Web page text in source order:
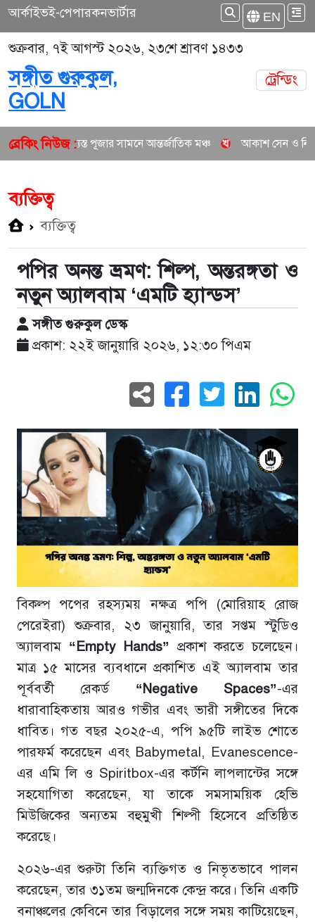
আর্কাইভই-পেপারকনভার্টার EN
শুক্রবার, ৭ই আগস্ট ২০২৬, ২৩শে শ্রাবণ ১৪৩৩
সঙ্গীত গুরুকুল,
GOLN
ট্রেন্ডিং
ব্রেকিং নিউজ :
পূজার সামনে আন্তর্জাতিক মঞ্চ আকাশ সেন ও নিশি শ্রাবণীর নতুন
ব্যক্তিত্ব
ব্যক্তিত্ব
পপির অনন্ত ভ্রমণ: শিল্প, অন্তরঙ্গতা ও
নতুন অ্যালবাম ‘এমটি হ্যান্ডস’
সঙ্গীত গুরুকুল ডেস্ক
প্রকাশ: ২২ই জানুয়ারি ২০২৬, ১২:৩০ পিএম
বিকল্প পপের রহস্যময় নক্ষত্র পপি (মোরিয়াহ রোজ
পেরেইরা) শুক্রবার, ২৩ জানুয়ারি, তার সপ্তম স্টুডিও
অ্যালবাম “Empty Hands” প্রকাশ করতে চলেছেন।
মাত্র ১৫ মাসের ব্যবধানে প্রকাশিত এই অ্যালবাম তার
পূর্ববর্তী রেকর্ড “Negative Spaces”-এর
ধারাবাহিকতায় আরও গভীর এবং ভারী সঙ্গীতের দিকে
ধাবিত। গত বছর ২০২৫-এ, পপি ৯৫টি লাইভ শোতে
পারফর্ম করেছেন এবং Babymetal, Evanescence-
এর এমি লি ও Spiritbox-এর কর্টনি লাপলান্টের সঙ্গে
সহযোগিতা করেছেন, যা তাকে সমসাময়িক হেভি
মিউজিকের অন্যতম বহুমুখী শিল্পী হিসেবে প্রতিষ্ঠিত
করেছে।
২০২৬-এর শুরুটা তিনি ব্যক্তিগত ও নিভৃতভাবে পালন
করেছেন, তার ৩১তম জন্মদিনকে কেন্দ্র করে। তিনি একটি
বনাঞ্চলের কেবিনে তার বিড়ালের সঙ্গে সময় কাটিয়েছেন,